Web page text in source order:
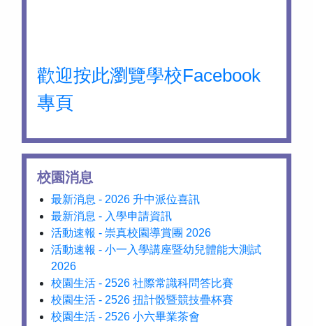
歡迎按此瀏覽學校Facebook
專頁
校園消息
最新消息 - 2026 升中派位喜訊
最新消息 - 入學申請資訊
活動速報 - 崇真校園導賞團 2026
活動速報 - 小一入學講座暨幼兒體能大測試
2026
校園生活 - 2526 社際常識科問答比賽
校園生活 - 2526 扭計骰暨競技疊杯賽
校園生活 - 2526 小六畢業茶會